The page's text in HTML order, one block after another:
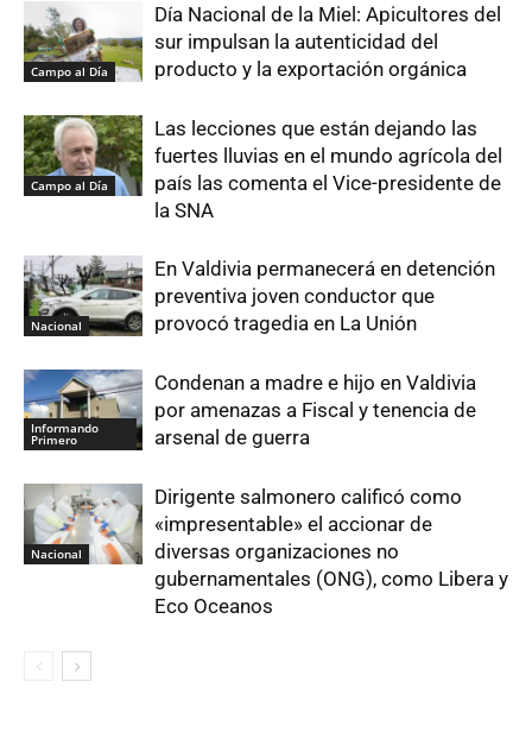
Campo al Día
Día Nacional de la Miel: Apicultores del
sur impulsan la autenticidad del
producto y la exportación orgánica
Campo al Día
Las lecciones que están dejando las
fuertes lluvias en el mundo agrícola del
país las comenta el Vice-presidente de
la SNA
Nacional
En Valdivia permanecerá en detención
preventiva joven conductor que
provocó tragedia en La Unión
Informando
Primero
Condenan a madre e hijo en Valdivia
por amenazas a Fiscal y tenencia de
arsenal de guerra
Nacional
Dirigente salmonero calificó como
«impresentable» el accionar de
diversas organizaciones no
gubernamentales (ONG), como Libera y
Eco Oceanos